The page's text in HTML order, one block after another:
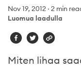
Nov 19, 2012 · 2 min
Luomua laadulla
Miten lihaa